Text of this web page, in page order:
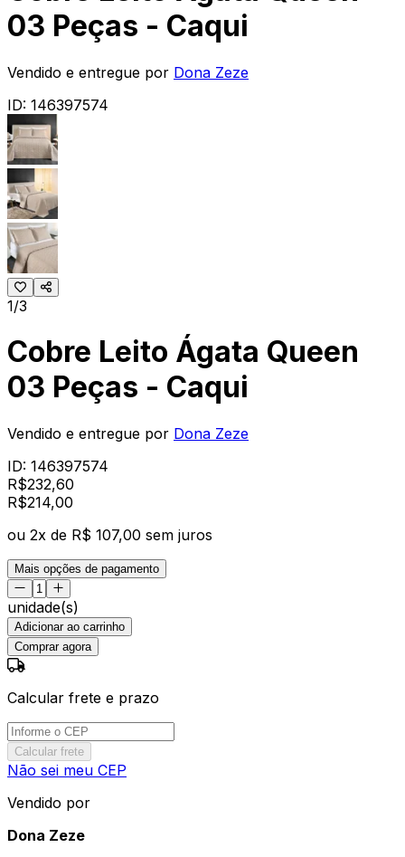
03 Peças - Caqui
Vendido e entregue por Dona Zeze
ID: 146397574
1/3
Cobre Leito Ágata Queen
03 Peças - Caqui
Vendido e entregue por Dona Zeze
ID: 146397574
R$232,60
R$214,00
ou 2x de R$ 107,00 sem juros
Mais opções de pagamento
unidade(s)
Adicionar ao carrinho
Comprar agora
Calcular frete e prazo
Calcular frete
Não sei meu CEP
Vendido por
Dona Zeze